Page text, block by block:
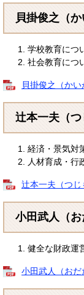
貝掛俊之（
学校教育につ
社会教育につ
貝掛俊之（か
辻本一夫（
経済・景気対
人材育成・行
辻本一夫（つ
小田武人（
健全な財政運
小田武人（お